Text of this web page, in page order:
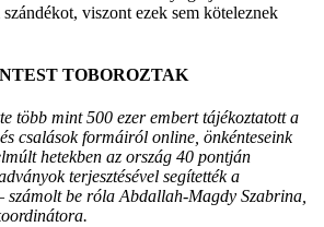
viszont ezek sem köteleznek
TOBOROZTAK
több mint 500 ezer embert tájékoztatott a
csalások formáiról online, önkénteseink
hetekben az ország 40 pontján
terjesztésével segítették a
számolt be róla Abdallah-Magdy Szabrina,